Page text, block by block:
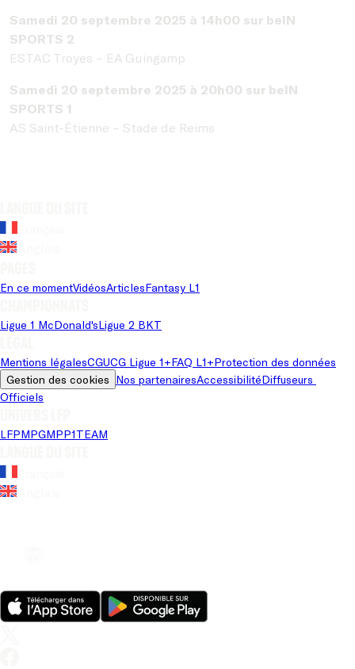
Samedi 20 septembre 2025 à 14h00 sur beIN
SPORTS 2
ESTAC Troyes – EA Guingamp
Samedi 20 septembre 2025 à 20h00 sur beIN
SPORTS 1
AS Saint-Étienne – Stade de Reims
En ce momentVidéosArticlesFantasy L1
Ligue 1 McDonald'sLigue 2 BKT
Mentions légalesCGUCG Ligue 1+FAQ L1+Protection des données
Gestion des cookies Nos partenairesAccessibilitéDiffuseurs
Officiels
LFPMPGMPP1TEAM